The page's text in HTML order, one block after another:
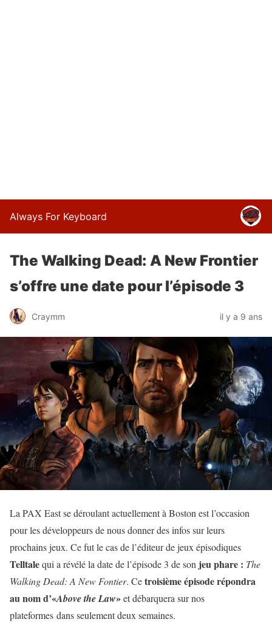
Always For Keyboard
The Walking Dead: A New Frontier
s’offre une date pour l’épisode 3
Craymm il y a 9 ans
La PAX East se déroulant actuellement à Boston est l’occasion
pour les développeurs de nous donner des infos sur leurs
prochains jeux. Ce fut le cas de l’éditeur de jeux épisodiques
Telltalequi a révélé la date de l’épisode 3 de son jeu phare : The
Walking Dead: A New Fontier. Cetroisième épisode répondra
au nom d’«Above the Law»et débarquera sur nos
plateformes dans seulement deux semaines.